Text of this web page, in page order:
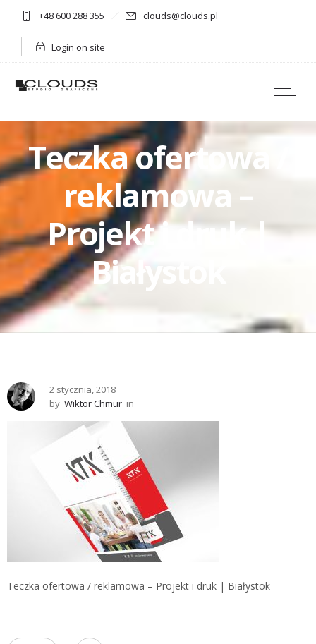
+48 600 288 355 clouds@clouds.pl
Login on site
Teczka ofertowa /
reklamowa –
Projekt i druk |
Białystok
2 stycznia, 2018
by Wiktor Chmur in
Teczka ofertowa / reklamowa – Projekt i druk | Białystok